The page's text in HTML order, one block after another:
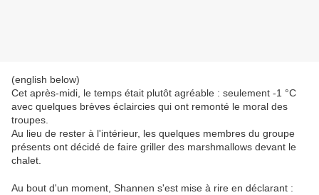
(english below)
Cet après-midi, le temps était plutôt agréable : seulement -1 °C
avec quelques brèves éclaircies qui ont remonté le moral des
troupes.
Au lieu de rester à l'intérieur, les quelques membres du groupe
présents ont décidé de faire griller des marshmallows devant le
chalet.
Au bout d'un moment, Shannen s'est mise à rire en déclarant :